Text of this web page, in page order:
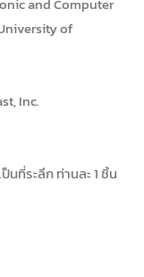
of
Inc.
ที่ระลึก ท่านละ 1 ชิ้น